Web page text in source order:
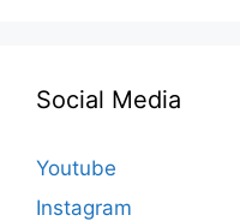
Social Media
Youtube
Instagram